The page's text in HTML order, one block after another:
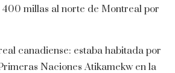
400 millas al norte de Montreal por
canadiense: estaba habitada por
Naciones Atikamekw en la